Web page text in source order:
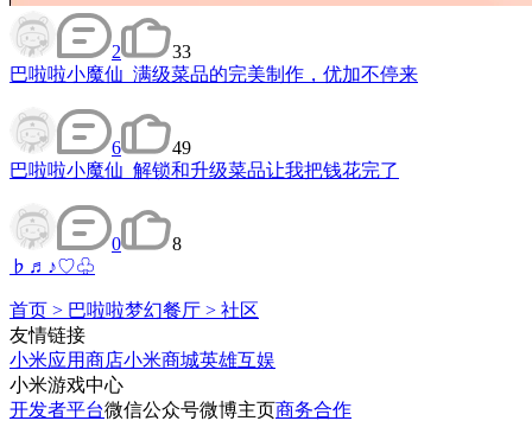
2
33
巴啦啦小魔仙_满级菜品的完美制作，优加不停来
6
49
巴啦啦小魔仙_解锁和升级菜品让我把钱花完了
0
8
♭♬♪♡♧
首页 > 巴啦啦梦幻餐厅 > 社区
友情链接
小米应用商店小米商城英雄互娱
小米游戏中心
开发者平台微信公众号微博主页商务合作